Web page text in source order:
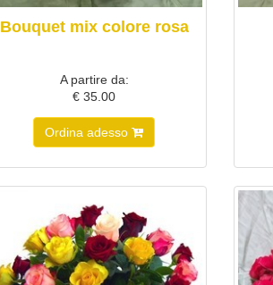
Bouquet mix colore rosa
A partire da:
€ 35.00
Ordina adesso